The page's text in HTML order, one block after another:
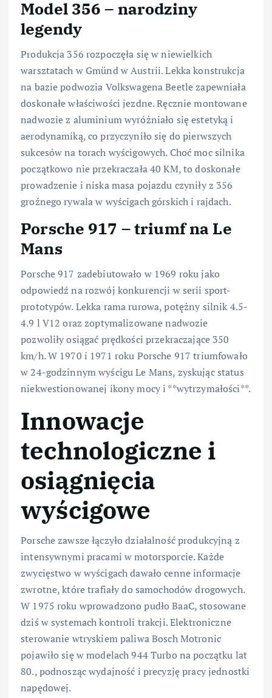
Model 356 – narodziny
legendy
Produkcja 356 rozpoczęła się w niewielkich
warsztatach w Gmünd w Austrii. Lekka konstrukcja
na bazie podwozia Volkswagena Beetle zapewniała
doskonałe właściwości jezdne. Ręcznie montowane
nadwozie z aluminium wyróżniało się estetyką i
aerodynamiką, co przyczyniło się do pierwszych
sukcesów na torach wyścigowych. Choć moc silnika
początkowo nie przekraczała 40 KM, to doskonałe
prowadzenie i niska masa pojazdu czyniły z 356
groźnego rywala w wyścigach górskich i rajdach.
Porsche 917 – triumf na Le
Mans
Porsche 917 zadebiutowało w 1969 roku jako
odpowiedź na rozwój konkurencji w serii sport-
prototypów. Lekka rama rurowa, potężny silnik 4.5-
4.9 l V12 oraz zoptymalizowane nadwozie
pozwoliły osiągać prędkości przekraczające 350
km/h. W 1970 i 1971 roku Porsche 917 triumfowało
w 24-godzinnym wyścigu Le Mans, zyskując status
niekwestionowanej ikony mocy i **wytrzymałości**.
Innowacje
technologiczne i
osiągnięcia
wyścigowe
Porsche zawsze łączyło działalność produkcyjną z
intensywnymi pracami w motorsporcie. Każde
zwycięstwo w wyścigach dawało cenne informacje
zwrotne, które trafiały do samochodów drogowych.
W 1975 roku wprowadzono pudło BaaC, stosowane
dziś w systemach kontroli trakcji. Elektroniczne
sterowanie wtryskiem paliwa Bosch Motronic
pojawiło się w modelach 944 Turbo na początku lat
80., podnosząc wydajność i precyzję pracy jednostki
napędowej.